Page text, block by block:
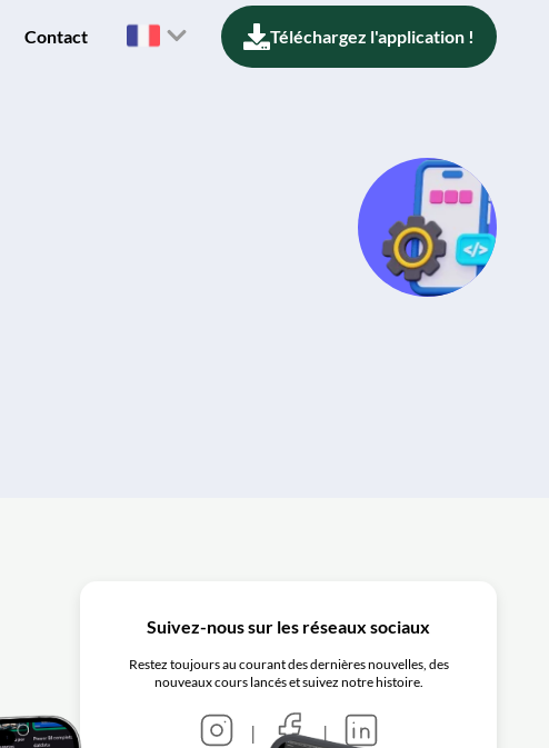
Contact Téléchargez l'application !
Suivez-nous sur les réseaux sociaux
Restez toujours au courant des dernières nouvelles, des
nouveaux cours lancés et suivez notre histoire.
| |